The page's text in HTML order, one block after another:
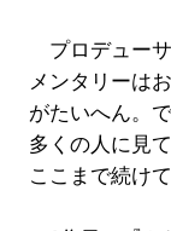
プロデュー
メンタリーは
がたいへん。
多くの人に見
ここまで続け